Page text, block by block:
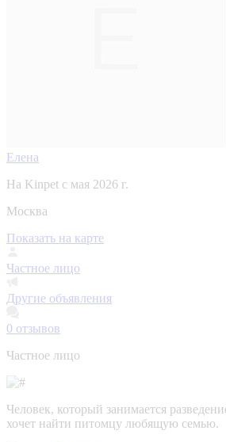
Елена
На Kinpet c мая 2026 г.
Москва
Показать на карте
Частное лицо
Другие объявления
0 отзывов
Частное лицо
Человек, который занимается
хочет найти питомцу любящую семью.